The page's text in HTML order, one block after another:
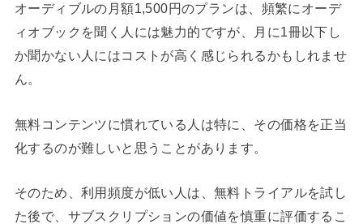
オーディブルの月額1,500円のプランは、頻繁にオーデ
ィオブックを聞く人には魅力的ですが、月に1冊以下し
か聞かない人にはコストが高く感じられるかもしれませ
ん。
無料コンテンツに慣れている人は特に、その価格を正当
化するのが難しいと思うことがあります。
そのため、利用頻度が低い人は、無料トライアルを試し
た後で、サブスクリプションの価値を慎重に評価するこ